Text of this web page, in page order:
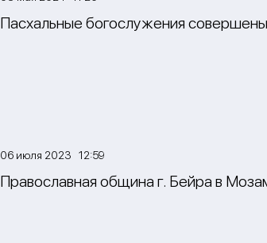
Пасхальные богослужения
06 июля 2023 12:59
Православная община г. Бейра в